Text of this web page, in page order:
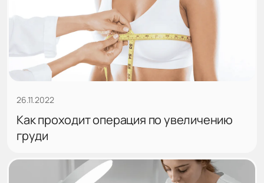
26.11.2022
Как проходит операция по увеличению
груди